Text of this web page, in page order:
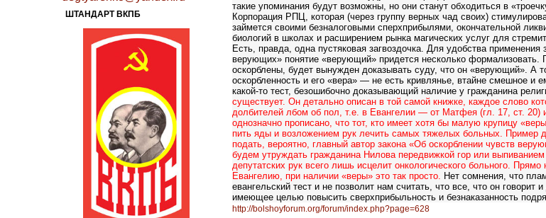
такие упоминания будут возможны, но они станут обходиться в
Корпорация РПЦ, которая (через группу верных чад своих)
займется своими безналоговыми сперхприбылями, окончательной
биологий в школах и расширением рынка магических услуг для
Есть, правда, одна пустяковая загвоздочка. Для удобства применения
верующих» понятие «верующий» придется несколько формализовать.
оскорблены, будет вынужден доказывать суду, что он «верующий». А
оскорбленность и его «вера» — не есть кривлянье, втайне смешное и
какой-то тест, безошибочно доказывающий наличие у гражданина
существует. Он детально описан в той самой книжке, каждое слово
долбителей лбом об пол, т.е. в Евангелии — от Матфея (гл. 17, ст. 20)
однозначно прописано, что тот, кто имеет хотя бы малую крупицу
пить яды и возложением рук лечить самых тяжелых больных. Пример
подать, вероятно, главный автор закона «Об оскорблении чувств
будем утруждать гражданина Нилова передвижкой гор или
депутатских рук всего лишь исцелит онкологического больного.
Евангелию, при наличии «веры» это так просто.
Нет сомнения, что
евангельский тест и не позволит нам считать, что все, что он говорит
имеющее целью повысить сверхприбыльность и безнаказанность
http://bolshoyforum.org/forum/index.php?page=628
ШТАНДАРТ ВКПБ